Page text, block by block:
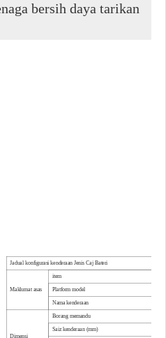
bersih daya tarikan
Jadual konfigurasi kenderaan Jenis Caj Bateri
Maklumat asas
item
Platform model
Nama kenderaan
Dimensi
Borang memandu
Saiz kenderaan (mm)